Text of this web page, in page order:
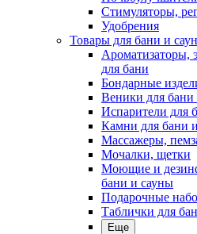
Стимуляторы,
Удобрения
Товары для бани и
Ароматизаторы,
для бани
Бондарные
Веники для бани
Испарители для
Камни для бани
Массажеры,
Мочалки, щетки
Моющие и
бани и сауны
Подарочные
Таблички для
Еще